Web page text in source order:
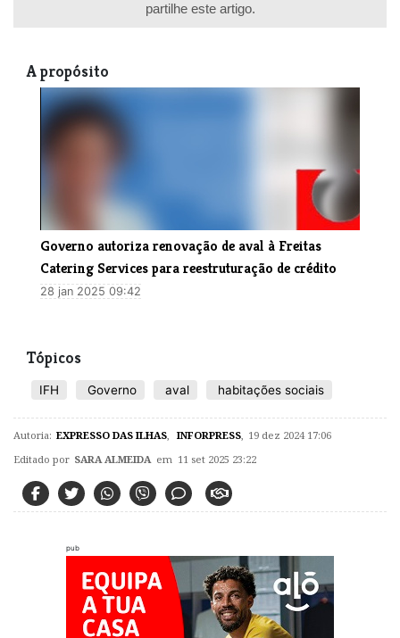
partilhe este artigo.
A propósito
Governo autoriza renovação de aval à Freitas
Catering Services para reestruturação de crédito
28 jan 2025 09:42
Tópicos
IFH Governo aval habitações sociais
Autoria: EXPRESSO DAS ILHAS INFORPRESS 19 dez 2024 17:06
Editado por SARA ALMEIDA em 11 set 2025 23:22
pub